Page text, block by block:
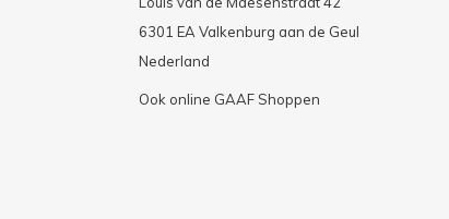
6301 EA Valkenburg aan de Geul
Nederland
Ook online GAAF Shoppen